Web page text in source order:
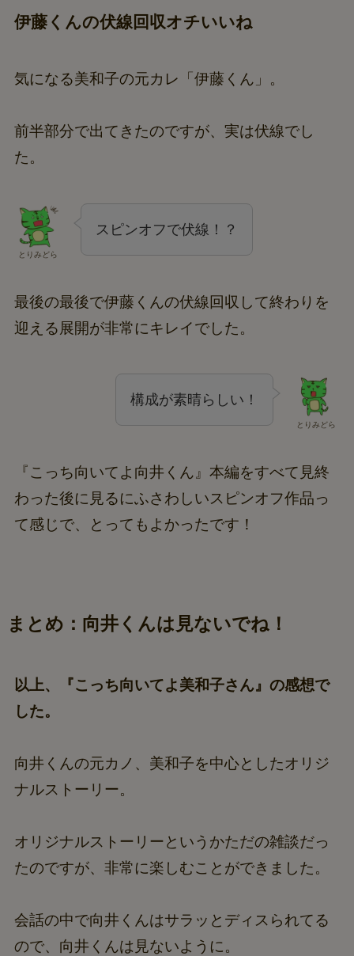
伊藤くんの伏線回収オチいいね
気になる美和子の元カレ「伊藤くん」。
前半部分で出てきたのですが、実は伏線でし
た。
とりみどら
スピンオフで伏線！？
最後の最後で伊藤くんの伏線回収して終わりを
迎える展開が非常にキレイでした。
とりみどら
構成が素晴らしい！
『こっち向いてよ向井くん』本編をすべて見終
わった後に見るにふさわしいスピンオフ作品っ
て感じで、とってもよかったです！
まとめ：向井くんは見ないでね！
以上、『こっち向いてよ美和子さん』の感想で
した。
向井くんの元カノ、美和子を中心としたオリジ
ナルストーリー。
オリジナルストーリーというかただの雑談だっ
たのですが、非常に楽しむことができました。
会話の中で向井くんはサラッとディスられてる
ので、向井くんは見ないように。